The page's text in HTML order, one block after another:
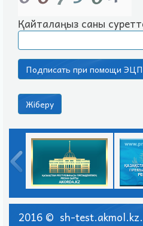
Қайталаңыз саны
2016 © sh-